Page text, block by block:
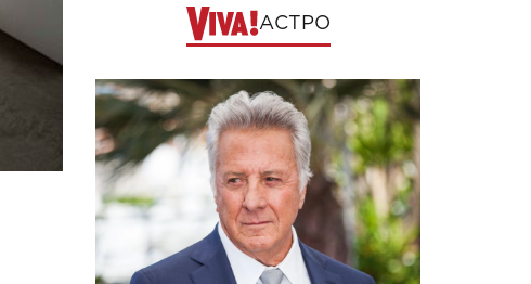
АСТРО